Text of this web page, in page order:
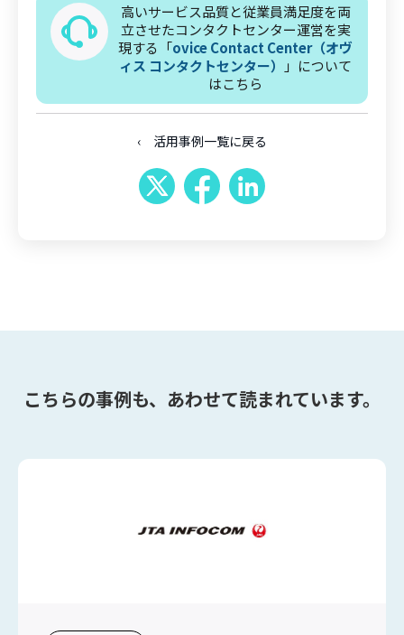
高いサービス品質と従業員満足度を両
立させたコンタクトセンター運営を実
現する「ovice Contact Center（オヴ
ィス コンタクトセンター）
」について
はこちら
‹ 活用事例一覧に戻る
こちらの事例も、あわせて読まれています。